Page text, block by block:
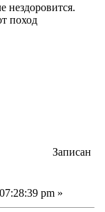
нездоровится.
поход
Записан
pm »